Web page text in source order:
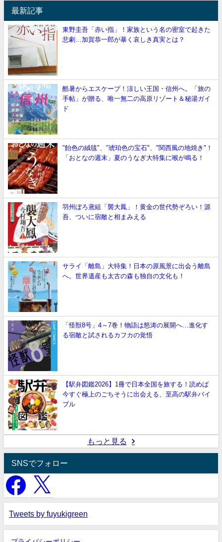
最新記事
東野圭吾「赤い指」！家族という名の密室で起きた
悲劇…加賀恭一郎が暴く哀しき真実とは？
酷暑からエスケープ！涼しい王国・信州へ。「旅の
手帖」が贈る、唯一無二の高原リゾート＆秘湯ガイ
ド
"飴色の絨毯"、"琥珀色の宝石"、"関西風の地焼き"！
「おとなの週末」夏のうなぎ大特集に喉が鳴る！
羽州ぼろ鳶組「襲大鳳」！黄金の世代勢ぞろい！源
吾、ついに宿敵と相まみえる
サライ「離島」大特集！日本の原風景に出会う離島
へ。世界遺産も太古の森も独自の文化も！
「怪獣8号」4～7巻！物語は怒涛の展開へ…進化す
る宿敵と試されるカフカの覚悟
【駅弁図鑑2026】1冊で日本全国を旅する！読めば
今すぐ極上のごちそうに出会える、至高の駅弁バイ
ブル
もっと見る
SNSでフォロー
Tweets by fuyukigreen